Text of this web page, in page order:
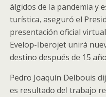
álgidos de la pandemia y
turística, aseguró el
presentación oficial
Evelop-Iberojet unirá
destino después de 15
Pedro Joaquín Delbouis
es resultado del trabajo